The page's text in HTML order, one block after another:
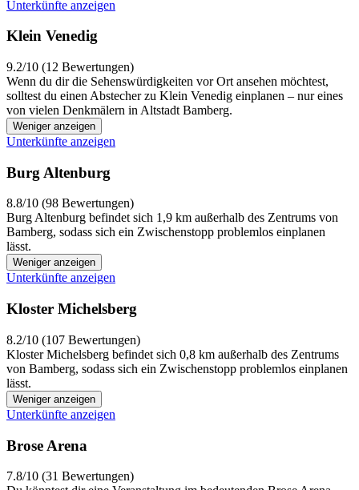
Unterkünfte anzeigen
Klein Venedig
9.2/10 (12 Bewertungen)
Wenn du dir die Sehenswürdigkeiten vor Ort ansehen möchtest,
solltest du einen Abstecher zu Klein Venedig einplanen – nur eines
von vielen Denkmälern in Altstadt Bamberg.
Weniger anzeigen
Unterkünfte anzeigen
Burg Altenburg
8.8/10 (98 Bewertungen)
Burg Altenburg befindet sich 1,9 km außerhalb des Zentrums von
Bamberg, sodass sich ein Zwischenstopp problemlos einplanen
lässt.
Weniger anzeigen
Unterkünfte anzeigen
Kloster Michelsberg
8.2/10 (107 Bewertungen)
Kloster Michelsberg befindet sich 0,8 km außerhalb des Zentrums
von Bamberg, sodass sich ein Zwischenstopp problemlos einplanen
lässt.
Weniger anzeigen
Unterkünfte anzeigen
Brose Arena
7.8/10 (31 Bewertungen)